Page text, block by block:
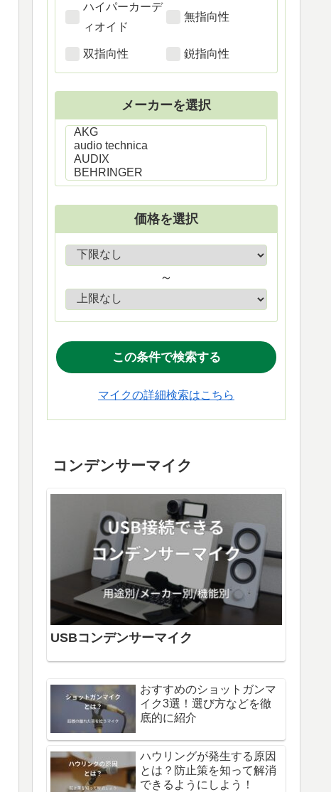
ハイパーカーデ
ィオイド
無指向性
双指向性 鋭指向性
メーカーを選択
価格を選択
～
マイクの詳細検索はこちら
コンデンサーマイク
USBコンデンサーマイク
おすすめのショットガンマ
イク3選！選び方などを徹
底的に紹介
ハウリングが発生する原因
とは？防止策を知って解消
できるようにしよう！